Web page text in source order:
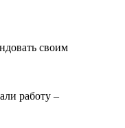
своим
работу –